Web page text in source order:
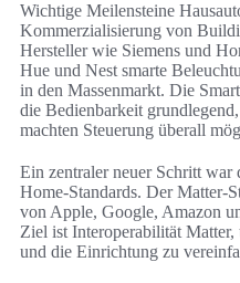
Wichtige Meilensteine
Kommerzialisierung von
Hersteller wie Siemens und
Hue und Nest smarte
in den Massenmarkt. Die
die Bedienbarkeit
machten Steuerung überall
Ein zentraler neuer Schritt war
Home-Standards. Der Matter-
von Apple, Google, Amazon
Ziel ist Interoperabilität
und die Einrichtung zu